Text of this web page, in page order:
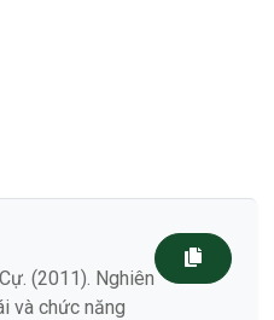
(2011). Nghiên
và chức năng